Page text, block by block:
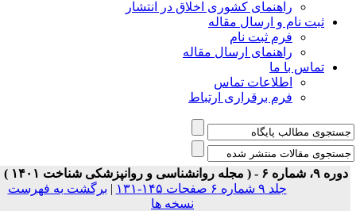
راهنمای کشوری اخلاق در انتشار
ثبت نام و ارسال مقاله
فرم ثبت نام
راهنمای ارسال مقاله
تماس با ما
اطلاعات تماس
فرم برقراری ارتباط
شماره ۶ - ( مجله روانشناسی و روانپزشکی شناخت ۱۴۰۱ )
جلد ۹ شماره ۶ صفحات ۱۴۵-۱۳۱
| برگشت به فهرست
نسخه ها